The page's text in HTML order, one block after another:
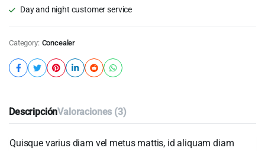
Day and night customer service
Category: Concealer
DescripciónValoraciones (3)
Quisque varius diam vel metus mattis, id aliquam diam